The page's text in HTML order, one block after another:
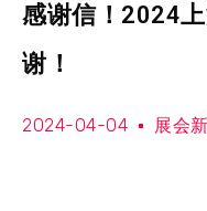
感谢信！2024
谢！
2024-04-04 展会